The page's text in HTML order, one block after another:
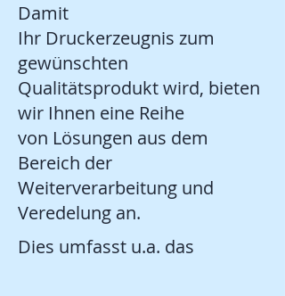
Damit
Ihr Druckerzeugnis zum
gewünschten
Qualitätsprodukt wird, bieten
wir Ihnen eine Reihe
von Lösungen aus dem
Bereich der
Weiterverarbeitung und
Veredelung an.
Dies umfasst u.a. das